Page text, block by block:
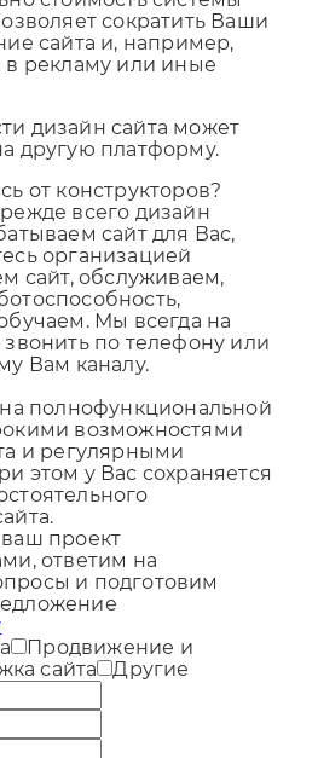
стоимость системы
сократить Ваши
сайта и, например,
рекламу или иные
дизайн сайта может
от конструкторов?
всего дизайн
сайт для Вас,
организацией
сайт, обслуживаем,
Мы всегда на
по телефону или
полнофункциональной
возможностями
и регулярными
этом у Вас сохраняется
проект
ответим на
и подготовим
Продвижение и
сайта